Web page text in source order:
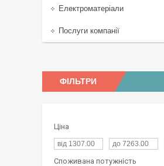
Електроматеріали
Послуги компанії
ФІЛЬТРИ
Ціна
Споживана потужність